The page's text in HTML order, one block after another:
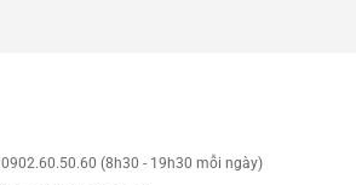
0902.60.50.60 (8h30 - 19h30 mỗi ngày)